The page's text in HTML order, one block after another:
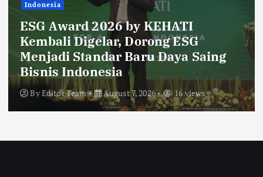
Indonesia
Award 2026 by KEHATI
Digelar, Dorong ESG
Standar Baru Daya Saing
Indonesia
Editor Team August 7, 2026 16 views